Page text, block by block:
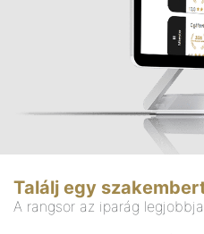
Találj egy
A rangsor az iparág